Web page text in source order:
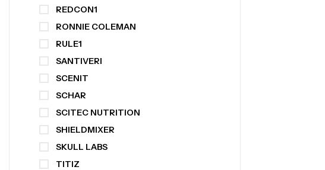
REDCON1
RONNIE COLEMAN
RULE1
SANTIVERI
SCENIT
SCHAR
SCITEC NUTRITION
SHIELDMIXER
SKULL LABS
TITIZ